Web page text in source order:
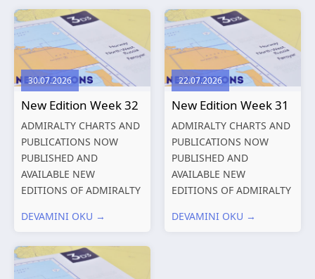
Shipping and the
Environment – A Guide to
Environmental
Compliance...
Charts published 13
August 2026 Chart
Title, limits
and other remarks
319
International chart
30.07.2026
New Edition Week 32
ADMIRALTY CHARTS AND
PUBLICATIONS NOW
PUBLISHED AND
AVAILABLE NEW
EDITIONS OF ADMIRALTY
PUBLICATIONS New
Charts published 06
August 2026 Chart Title,
DEVAMINI OKU →
22.07.2026
New Edition Week 31
ADMIRALTY CHARTS AND
PUBLICATIONS NOW
PUBLISHED AND
AVAILABLE NEW
EDITIONS OF ADMIRALTY
PUBLICATIONS New
DEVAMINI OKU →